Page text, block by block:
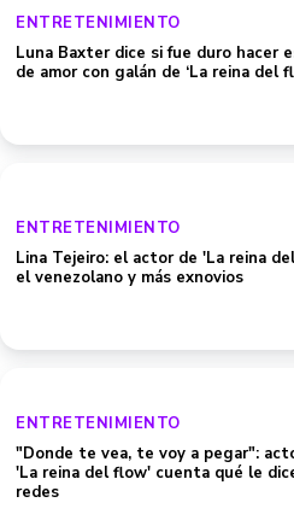
ENTRETENIMIENTO
Luna Baxter dice si fue duro hacer
de amor con galán de ‘La reina del
ENTRETENIMIENTO
Lina Tejeiro: el actor de 'La reina
el venezolano y más exnovios
ENTRETENIMIENTO
"Donde te vea, te voy a pegar":
'La reina del flow' cuenta qué le
redes